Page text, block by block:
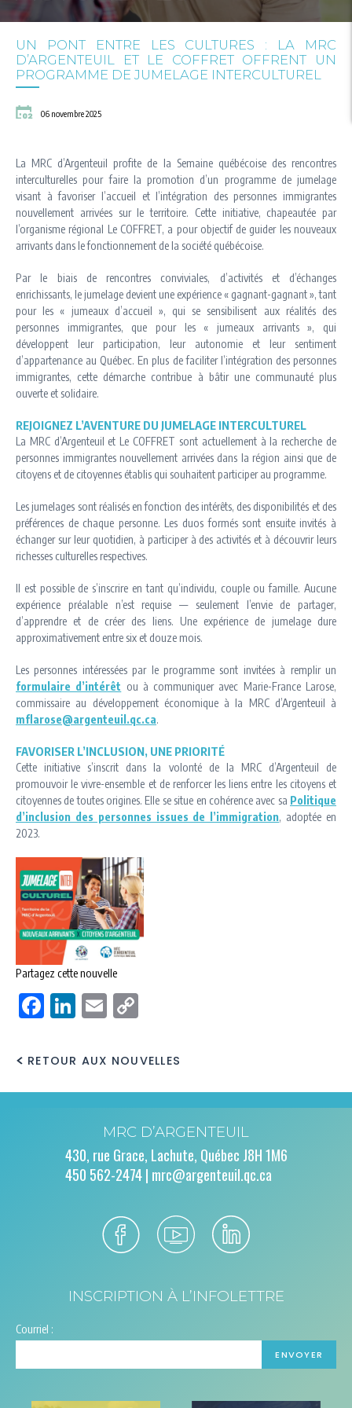
UN PONT ENTRE LES CULTURES : LA MRC
D’ARGENTEUIL ET LE COFFRET OFFRENT UN
PROGRAMME DE JUMELAGE INTERCULTUREL
06 novembre 2025
La MRC d’Argenteuil profite de la Semaine québécoise des rencontres
interculturelles pour faire la promotion d’un programme de jumelage
visant à favoriser l’accueil et l’intégration des personnes immigrantes
nouvellement arrivées sur le territoire. Cette initiative, chapeautée par
l’organisme régional Le COFFRET, a pour objectif de guider les nouveaux
arrivants dans le fonctionnement de la société québécoise.
Par le biais de rencontres conviviales, d’activités et d’échanges
enrichissants, le jumelage devient une expérience « gagnant-gagnant », tant
pour les « jumeaux d’accueil », qui se sensibilisent aux réalités des
personnes immigrantes, que pour les « jumeaux arrivants », qui
développent leur participation, leur autonomie et leur sentiment
d’appartenance au Québec. En plus de faciliter l’intégration des personnes
immigrantes, cette démarche contribue à bâtir une communauté plus
ouverte et solidaire.
REJOIGNEZ L’AVENTURE DU JUMELAGE INTERCULTUREL
La MRC d’Argenteuil et Le COFFRET sont actuellement à la recherche de
personnes immigrantes nouvellement arrivées dans la région ainsi que de
citoyens et de citoyennes établis qui souhaitent participer au programme.
Les jumelages sont réalisés en fonction des intérêts, des disponibilités et des
préférences de chaque personne. Les duos formés sont ensuite invités à
échanger sur leur quotidien, à participer à des activités et à découvrir leurs
richesses culturelles respectives.
Il est possible de s’inscrire en tant qu’individu, couple ou famille. Aucune
expérience préalable n’est requise — seulement l’envie de partager,
d’apprendre et de créer des liens. Une expérience de jumelage dure
approximativement entre six et douze mois.
Les personnes intéressées par le programme sont invitées à remplir un
formulaire d’intérêt ou à communiquer avec Marie-France Larose,
commissaire au développement économique à la MRC d’Argenteuil à
mflarose@argenteuil.qc.ca.
FAVORISER L’INCLUSION, UNE PRIORITÉ
Cette initiative s’inscrit dans la volonté de la MRC d’Argenteuil de
promouvoir le vivre-ensemble et de renforcer les liens entre les citoyens et
citoyennes de toutes origines. Elle se situe en cohérence avec sa Politique
d’inclusion des personnes issues de l’immigration, adoptée en
2023.
Partagez cette nouvelle
Facebook
LinkedIn
Email
RETOUR AUX NOUVELLES
MRC D’ARGENTEUIL
430, rue Grace, Lachute, Québec J8H 1M6
450 562-2474 | mrc@argenteuil.qc.ca
INSCRIPTION À L’INFOLETTRE
Courriel :